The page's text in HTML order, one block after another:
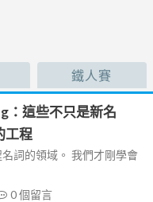
鐵人賽
：這些不只是新名
工程
詞的領域。 我們才剛學會
0個留言